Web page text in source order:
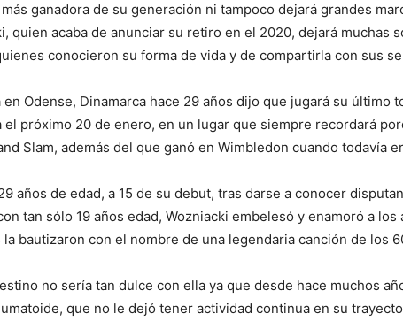
ganadora de su generación ni tampoco dejará grandes
quien acaba de anunciar su retiro en el 2020, dejará
conocieron su forma de vida y de compartirla con sus
en Odense, Dinamarca hace 29 años dijo que jugará su
el próximo 20 de enero, en un lugar que siempre recordará
Slam, además del que ganó en Wimbledon cuando todavía
años de edad, a 15 de su debut, tras darse a conocer
tan sólo 19 años edad, Wozniacki embelesó y enamoró a
bautizaron con el nombre de una legendaria canción de los
no sería tan dulce con ella ya que desde hace muchos
que no le dejó tener actividad continua en su